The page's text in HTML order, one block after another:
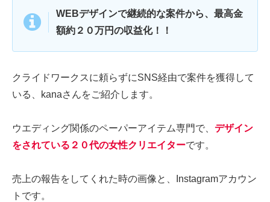
WEBデザインで継続的な案件から、最高金
額約２０万円の収益化！！
クライドワークスに頼らずにSNS経由で案件を獲得して
いる、kanaさんをご紹介します。
ウエディング関係のペーパーアイテム専門で、 デザイン
をされている２０代の女性クリエイターです。
売上の報告をしてくれた時の画像と、Instagramアカウン
トです。